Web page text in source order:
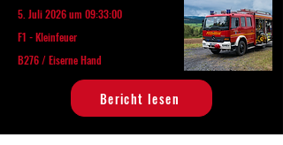
5. Juli 2026 um 09:33:00
F1 - Kleinfeuer
B276 / Eiserne Hand
Bericht lesen